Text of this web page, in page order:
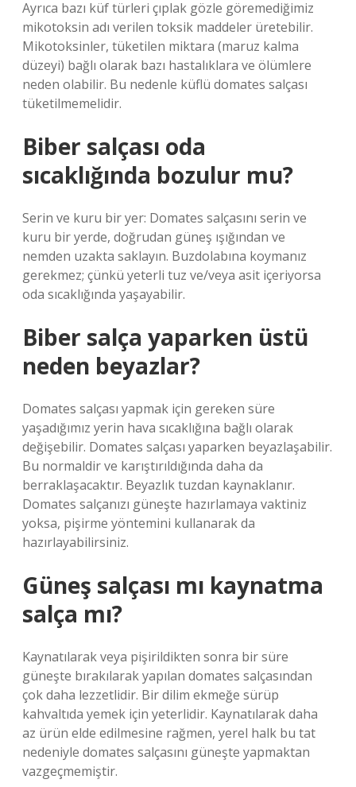
Ayrıca bazı küf türleri çıplak gözle göremediğimiz
mikotoksin adı verilen toksik maddeler üretebilir.
Mikotoksinler, tüketilen miktara (maruz kalma
düzeyi) bağlı olarak bazı hastalıklara ve ölümlere
neden olabilir. Bu nedenle küflü domates salçası
tüketilmemelidir.
Biber salçası oda
sıcaklığında bozulur mu?
Serin ve kuru bir yer: Domates salçasını serin ve
kuru bir yerde, doğrudan güneş ışığından ve
nemden uzakta saklayın. Buzdolabına koymanız
gerekmez; çünkü yeterli tuz ve/veya asit içeriyorsa
oda sıcaklığında yaşayabilir.
Biber salça yaparken üstü
neden beyazlar?
Domates salçası yapmak için gereken süre
yaşadığımız yerin hava sıcaklığına bağlı olarak
değişebilir. Domates salçası yaparken beyazlaşabilir.
Bu normaldir ve karıştırıldığında daha da
berraklaşacaktır. Beyazlık tuzdan kaynaklanır.
Domates salçanızı güneşte hazırlamaya vaktiniz
yoksa, pişirme yöntemini kullanarak da
hazırlayabilirsiniz.
Güneş salçası mı kaynatma
salça mı?
Kaynatılarak veya pişirildikten sonra bir süre
güneşte bırakılarak yapılan domates salçasından
çok daha lezzetlidir. Bir dilim ekmeğe sürüp
kahvaltıda yemek için yeterlidir. Kaynatılarak daha
az ürün elde edilmesine rağmen, yerel halk bu tat
nedeniyle domates salçasını güneşte yapmaktan
vazgeçmemiştir.